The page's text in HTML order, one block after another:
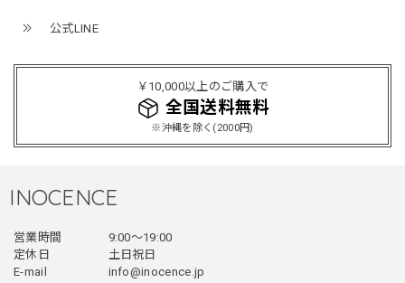
公式LINE
￥10,000以上のご購入で
全国送料無料
※沖縄を除く(2000円)
2025/12/24
レッドめちゃくちゃカッコイイし可愛いです！こういうのっ
てあまり他のお店で売ってないようなデザインだと思うので
買って良かったです！！ただ写真の通り袖の方が明らかに長
ブラック/L
2025/12/24
INOCENCE
営業時間
9:00〜19:00
定休日
土日祝日
E-mail
info@inocence.jp